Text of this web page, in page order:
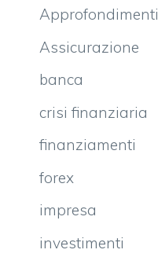
Approfondimenti
Assicurazione
banca
crisi finanziaria
finanziamenti
forex
impresa
investimenti